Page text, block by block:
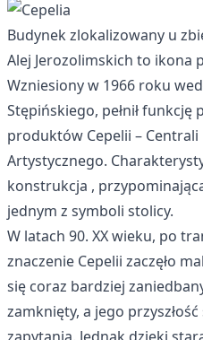
Budynek zlokalizowany u
Alej Jerozolimskich to ikona
Wzniesiony w 1966 roku
Stępińskiego, pełnił
produktów Cepelii – Centrali
Artystycznego.
konstrukcja ,
jednym z symboli stolicy.
W latach 90. XX wieku, po
znaczenie Cepelii zaczęło
się coraz bardziej
zamknięty, a jego